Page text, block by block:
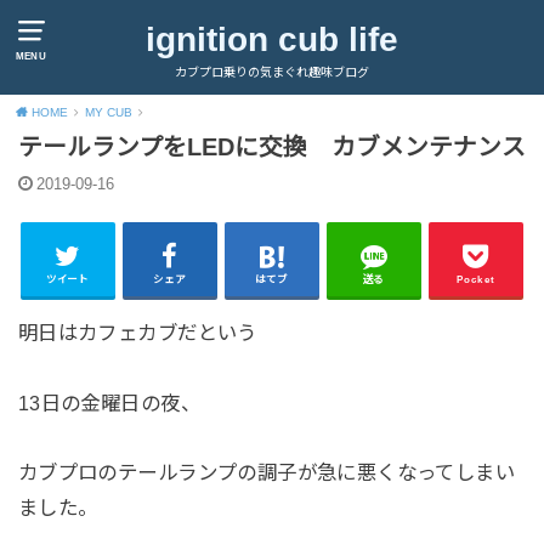
MENU ignition cub life
カブプロ乗りの気まぐれ趣味ブログ
HOME MY CUB
テールランプをLEDに交換 カブメンテナンス
2019-09-16
ツイート シェア はてブ 送る Pocket
明日はカフェカブだという
13日の金曜日の夜、
カブプロのテールランプの調子が急に悪くなってしまい
ました。